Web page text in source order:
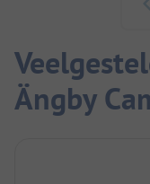
Ängby